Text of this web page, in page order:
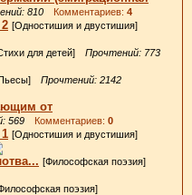
810 Комментариев: 4
[Одностишия и двустишия]
для детей] Прочтений: 773
Прочтений: 2142
от
569 Комментариев: 0
[Одностишия и двустишия]
[Философская поэзия]
поэзия]